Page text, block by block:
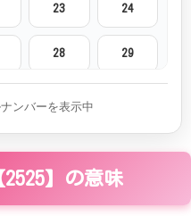
23 24
28 29
44
ンバーを表示中
】の意味